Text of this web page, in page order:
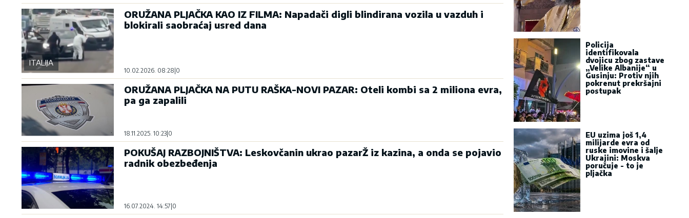
ITALIJA
ORUŽANA PLJAČKA KAO IZ FILMA: Napadači digli blindirana vozila u vazduh i
blokirali saobraćaj usred dana
10.02.2026. 08:28 0
ORUŽANA PLJAČKA NA PUTU RAŠKA-NOVI PAZAR: Oteli kombi sa 2 miliona evra,
pa ga zapalili
18.11.2025. 10:23 0
POKUŠAJ RAZBOJNIŠTVA: Leskovčanin ukrao pazarŽ iz kazina, a onda se pojavio
radnik obezbeđenja
16.07.2024. 14:57 0
Policija
identifikovala
dvojicu zbog zastave
„Velike Albanije“ u
Gusinju: Protiv njih
pokrenut prekršajni
postupak
EU uzima još 1,4
milijarde evra od
ruske imovine i šalje
Ukrajini: Moskva
poručuje - to je
pljačka